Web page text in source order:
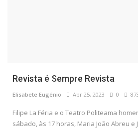
Revista é Sempre Revista
Elisabete Eugénio Abr 25, 2023 0
Filipe La Féria e o Teatro Politeama
sábado, às 17 horas, Maria João Abreu e